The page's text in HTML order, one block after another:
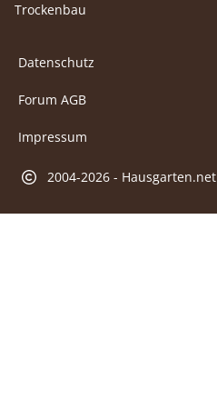
Trockenbau
Datenschutz
Forum AGB
Impressum
2004-2026 - Hausgarten.net